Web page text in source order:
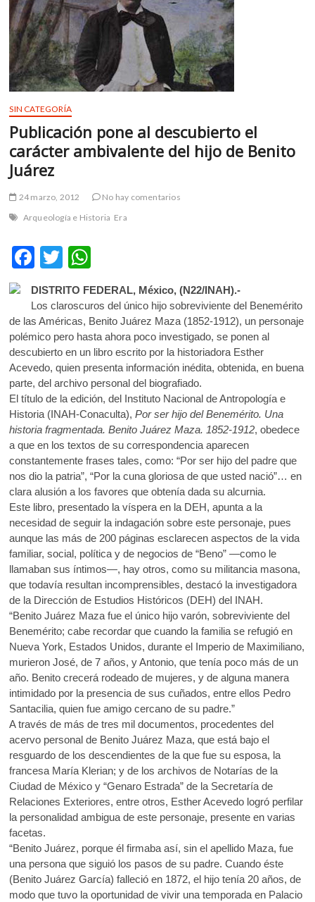
SIN CATEGORÍA
Publicación pone al descubierto el
carácter ambivalente del hijo de Benito
Juárez
24 marzo, 2012
No hay comentarios
Arqueología e Historia Era
F
ac
e
b
o
o
k
T
w
itt
er
h
at
s
A
p
p
DISTRITO FEDERAL, México, (N22/INAH).-
Los claroscuros del único hijo sobreviviente del Benemérito
de las Américas, Benito Juárez Maza (1852-1912), un personaje
polémico pero hasta ahora poco investigado, se ponen al
descubierto en un libro escrito por la historiadora Esther
Acevedo, quien presenta información inédita, obtenida, en buena
parte, del archivo personal del biografiado.
El título de la edición, del Instituto Nacional de Antropología e
Historia (INAH-Conaculta),Por ser hijo del Benemérito. Una
historia fragmentada. Benito Juárez Maza. 1852-1912, obedece
a que en los textos de su correspondencia aparecen
constantemente frases tales, como: “Por ser hijo del padre que
nos dio la patria”, “Por la cuna gloriosa de que usted nació”… en
clara alusión a los favores que obtenía dada su alcurnia.
Este libro, presentado la víspera en la DEH, apunta a la
necesidad de seguir la indagación sobre este personaje, pues
aunque las más de 200 páginas esclarecen aspectos de la vida
familiar, social, política y de negocios de “Beno” —como le
llamaban sus íntimos—, hay otros, como su militancia masona,
que todavía resultan incomprensibles, destacó la investigadora
de la Dirección de Estudios Históricos (DEH) del INAH.
“Benito Juárez Maza fue el único hijo varón, sobreviviente del
Benemérito; cabe recordar que cuando la familia se refugió en
Nueva York, Estados Unidos, durante el Imperio de Maximiliano,
murieron José, de 7 años, y Antonio, que tenía poco más de un
año. Benito crecerá rodeado de mujeres, y de alguna manera
intimidado por la presencia de sus cuñados, entre ellos Pedro
Santacilia, quien fue amigo cercano de su padre.”
A través de más de tres mil documentos, procedentes del
acervo personal de Benito Juárez Maza, que está bajo el
resguardo de los descendientes de la que fue su esposa, la
francesa María Klerian; y de los archivos de Notarías de la
Ciudad de México y “Genaro Estrada” de la Secretaría de
Relaciones Exteriores, entre otros, Esther Acevedo logró perfilar
la personalidad ambigua de este personaje, presente en varias
facetas.
“Benito Juárez, porque él firmaba así, sin el apellido Maza, fue
una persona que siguió los pasos de su padre. Cuando éste
(Benito Juárez García) falleció en 1872, el hijo tenía 20 años, de
modo que tuvo la oportunidad de vivir una temporada en Palacio